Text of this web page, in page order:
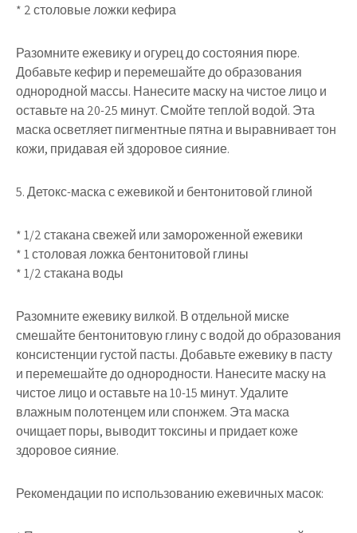
* 2 столовые ложки кефира
Разомните ежевику и огурец до состояния пюре.
Добавьте кефир и перемешайте до образования
однородной массы. Нанесите маску на чистое лицо и
оставьте на 20-25 минут. Смойте теплой водой. Эта
маска осветляет пигментные пятна и выравнивает тон
кожи, придавая ей здоровое сияние.
5. Детокс-маска с ежевикой и бентонитовой глиной
* 1/2 стакана свежей или замороженной ежевики
* 1 столовая ложка бентонитовой глины
* 1/2 стакана воды
Разомните ежевику вилкой. В отдельной миске
смешайте бентонитовую глину с водой до образования
консистенции густой пасты. Добавьте ежевику в пасту
и перемешайте до однородности. Нанесите маску на
чистое лицо и оставьте на 10-15 минут. Удалите
влажным полотенцем или спонжем. Эта маска
очищает поры, выводит токсины и придает коже
здоровое сияние.
Рекомендации по использованию ежевичных масок: